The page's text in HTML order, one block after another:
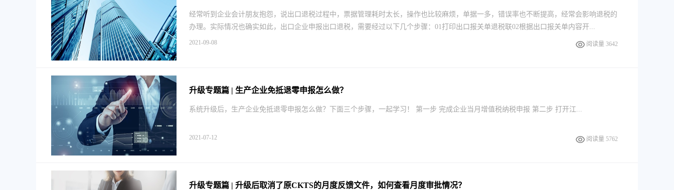
经常听到企业会计朋友抱怨，说出口退税过程中，票据管理耗时太长，操作也比较麻烦，单据一多，错误率也不断提高，经常会影响退税的
办理。实际情况也确实如此，出口企业申报出口退税，需要经过以下几个步骤：01打印出口报关单退税联02根据出口报关单内容开...
2021-09-08 阅读量 3642
升级专题篇 | 生产企业免抵退零申报怎么做？
系统升级后，生产企业免抵退零申报怎么做？下面三个步骤，一起学习！ 第一步 完成企业当月增值税纳税申报 第二步 打开江...
2021-07-12 阅读量 5762
升级专题篇 | 升级后取消了原CKTS的月度反馈文件，如何查看月度审批情况？